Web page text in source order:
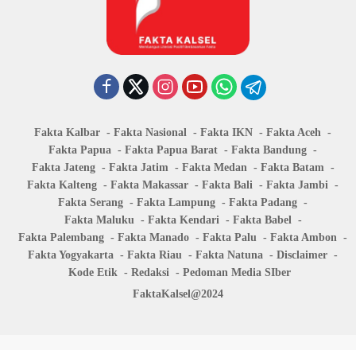
Fakta Kalbar Fakta Nasional Fakta IKN
Fakta Aceh
Fakta Papua
Fakta Papua Barat
Fakta Bandung
Fakta Jateng
Fakta Jatim Fakta Medan
Fakta Batam
Fakta Kalteng
Fakta Makassar Fakta Bali
Fakta Jambi
Fakta Serang
Fakta Lampung
Fakta Padang
Fakta Maluku
Fakta Kendari
Fakta Babel
Fakta Palembang
Fakta Manado Fakta Palu
Fakta Ambon
Fakta Yogyakarta
Fakta Riau Fakta Natuna
Disclaimer
Kode Etik
Redaksi
Pedoman Media SIber
FaktaKalsel@2024